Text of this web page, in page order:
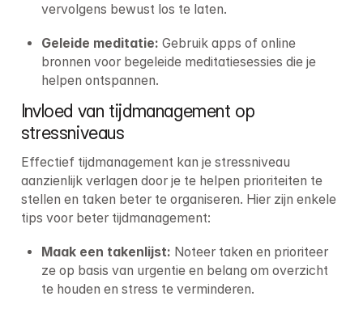
vervolgens bewust los te laten.
Geleide meditatie: Gebruik apps of online
bronnen voor begeleide meditatiesessies die je
helpen ontspannen.
Invloed van tijdmanagement op
stressniveaus
Effectief tijdmanagement kan je stressniveau
aanzienlijk verlagen door je te helpen prioriteiten te
stellen en taken beter te organiseren. Hier zijn enkele
tips voor beter tijdmanagement:
Maak een takenlijst: Noteer taken en prioriteer
ze op basis van urgentie en belang om overzicht
te houden en stress te verminderen.